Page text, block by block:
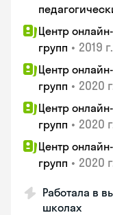
Центр
групп • 2019 г.
Центр
групп • 2020
Центр
групп • 2020
Центр
групп • 2020
Работала в
школах